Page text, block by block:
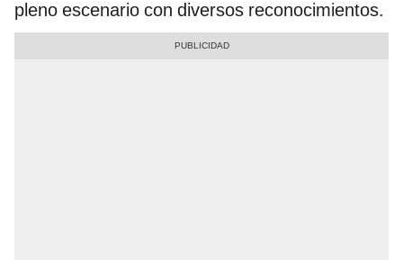
pleno escenario con diversos reconocimientos.